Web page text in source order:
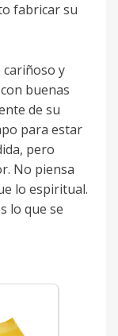
fabricar su
y
buenas
de su
para estar
pero
No piensa
lo espiritual.
lo que se